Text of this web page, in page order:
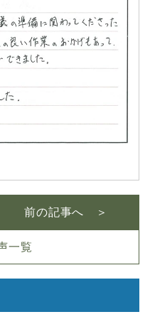
一覧
前の記事へ ＞